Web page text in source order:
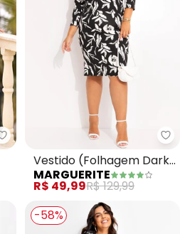
Marguerite - Vestido (Preto)
Vestido (Folhagem Dark)
em Malha de Viscose
MARGUERITE
R$ 49,99R$ 129,99
-58%